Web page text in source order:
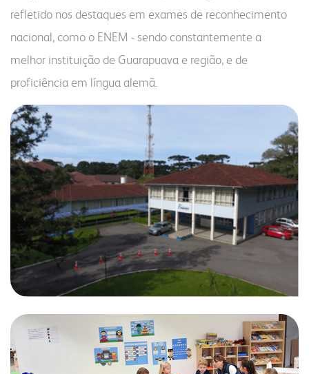
refletido nos destaques em exames de reconhecimento
nacional, como o ENEM - sendo constantemente a
melhor instituição de Guarapuava e região, e de
proficiência em língua alemã.